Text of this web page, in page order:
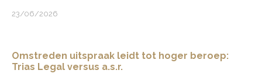
23/06/2026
Omstreden uitspraak leidt tot hoger beroep:
Trias Legal versus a.s.r.